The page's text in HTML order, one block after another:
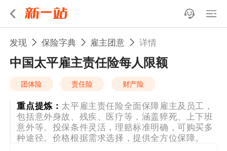
发现 保险字典 雇主团意 详情
中国太平雇主责任险每人限额
团体险 责任险 财产险
重点提炼： 太平雇主责任险全面保障雇主及员工，
包括意外身故、残疾、医疗等，涵盖猝死、上下班
意外等。投保条件灵活，理赔标准明确，可购买多
种途径。价格根据需求选择，提供全方位保障。